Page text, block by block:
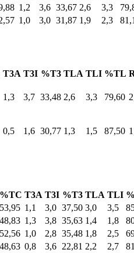
1,2 3,6 33,67 2,6 3,3
1,0 3,0 31,87 1,9 2,3
T3A T3I %T3 TLA TLI %TL
1,3 3,7 33,48 2,6 3,3 79,60
0,5 1,6 30,77 1,3 1,5 87,50
%TC T3A T3I %T3 TLA TLI
53,95 1,1 3,0 37,50 3,0 3,5
48,83 1,3 3,8 35,63 1,4 1,8
52,56 1,0 2,8 35,48 1,8 2,5
48,63 0,8 3,6 22,81 2,2 2,7